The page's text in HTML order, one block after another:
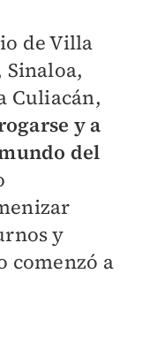
de Villa
Sinaloa,
Culiacán,
y a
del
y
comenzó a